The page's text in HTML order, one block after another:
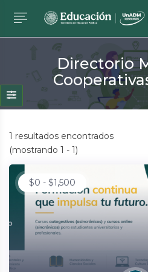
Directorio
1 resultados encontrados
(mostrando 1 - 1)
$0 - $1,500